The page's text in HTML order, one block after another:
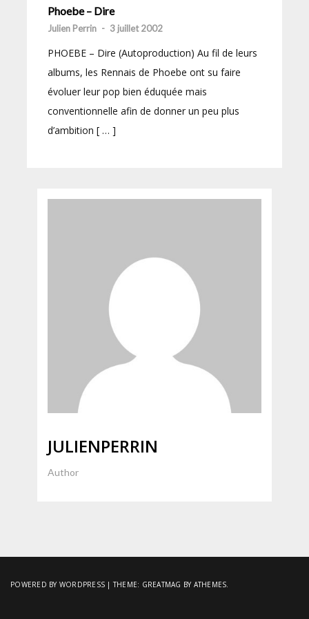
Phoebe – Dire
Julien Perrin - 3 juillet 2002
PHOEBE – Dire (Autoproduction) Au fil de leurs
albums, les Rennais de Phoebe ont su faire
évoluer leur pop bien éduquée mais
conventionnelle afin de donner un peu plus
d’ambition [ … ]
JULIENPERRIN
Author
POWERED BY WORDPRESS |THEME: GREATMAG BY ATHEMES.